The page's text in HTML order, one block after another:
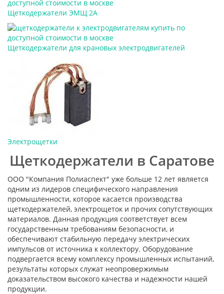
Щеткодержатели ЭМЩ 2А
Щеткодержатели для крановых электродвигателей
Электрощетки
Щеткодержатели в Саратове
ООО "Компания Полиаспект" уже больше 12 лет является
одним из лидеров специфического направления
промышленности, которое касается производства
щеткодержателей, электрощеток и прочих сопутствующих
материалов. Данная продукция соответствует всем
государственным требованиям безопасности, и
обеспечивают стабильную передачу электрических
импульсов от источника к коллектору. Оборудование
подвергается всему комплексу промышленных испытаний,
результаты которых служат неопровержимым
доказательством высокого качества и надежности нашей
продукции.